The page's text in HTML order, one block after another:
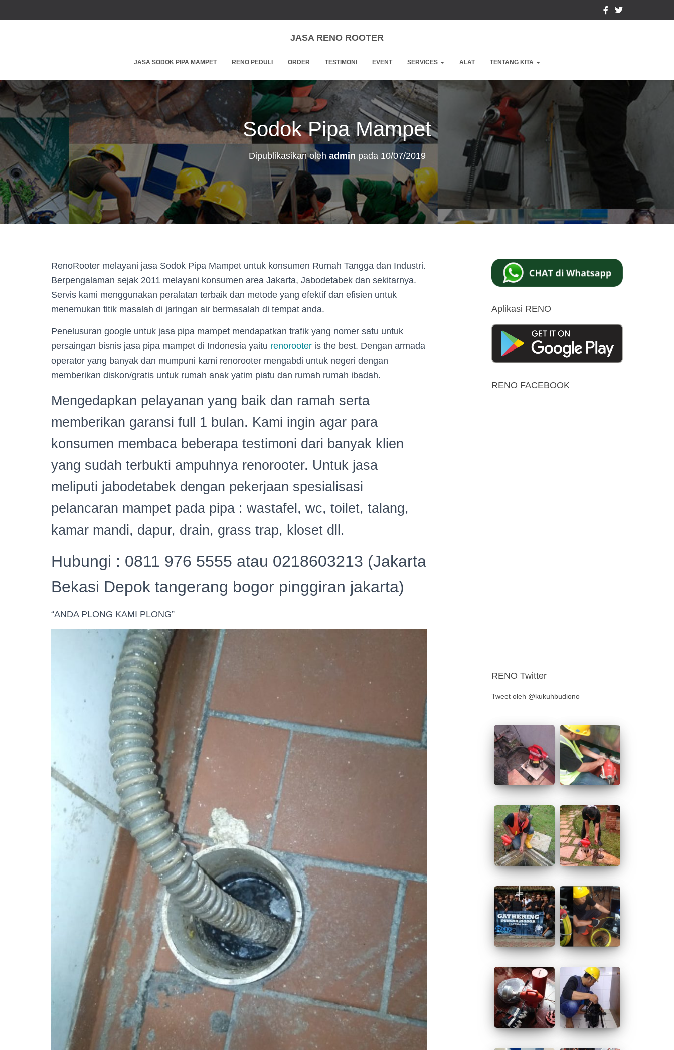
JASA RENO ROOTER
JASA SODOK PIPA MAMPET RENO PEDULI ORDER TESTIMONI EVENT SERVICES ALAT TENTANG KITA
Sodok Pipa Mampet
Dipublikasikan oleh admin pada 10/07/2019
RenoRooter melayani jasa Sodok Pipa Mampet untuk konsumen Rumah Tangga dan Industri.
Berpengalaman sejak 2011 melayani konsumen area Jakarta, Jabodetabek dan sekitarnya.
Servis kami menggunakan peralatan terbaik dan metode yang efektif dan efisien untuk
menemukan titik masalah di jaringan air bermasalah di tempat anda.
Penelusuran google untuk jasa pipa mampet mendapatkan trafik yang nomer satu untuk
persaingan bisnis jasa pipa mampet di Indonesia yaitu renorooter is the best. Dengan armada
operator yang banyak dan mumpuni kami renorooter mengabdi untuk negeri dengan
memberikan diskon/gratis untuk rumah anak yatim piatu dan rumah rumah ibadah.
Mengedapkan pelayanan yang baik dan ramah serta
memberikan garansi full 1 bulan. Kami ingin agar para
konsumen membaca beberapa testimoni dari banyak klien
yang sudah terbukti ampuhnya renorooter. Untuk jasa
meliputi jabodetabek dengan pekerjaan spesialisasi
pelancaran mampet pada pipa : wastafel, wc, toilet, talang,
kamar mandi, dapur, drain, grass trap, kloset dll.
Hubungi : 0811 976 5555 atau 0218603213 (Jakarta
Bekasi Depok tangerang bogor pinggiran jakarta)
“ANDA PLONG KAMI PLONG”
Aplikasi RENO
RENO FACEBOOK
RENO Twitter
Tweet oleh @kukuhbudiono